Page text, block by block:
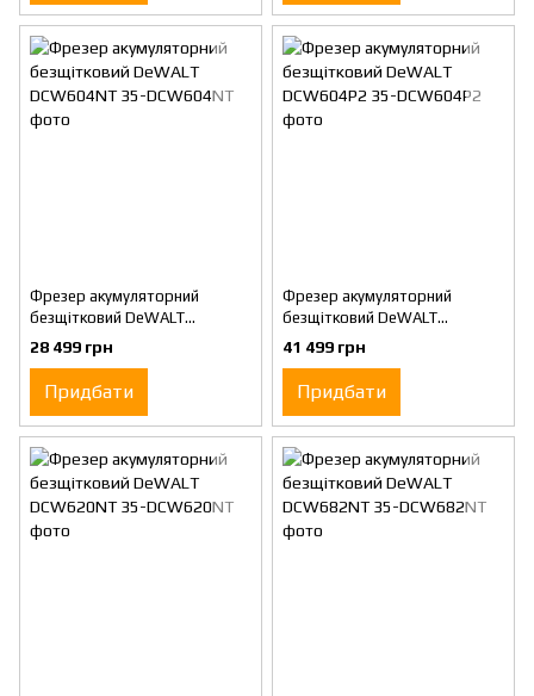
Фрезер акумуляторний
безщітковий DeWALT
DCW604NT
28 499 грн
Придбати
Фрезер акумуляторний
безщітковий DeWALT
DCW604P2
41 499 грн
Придбати